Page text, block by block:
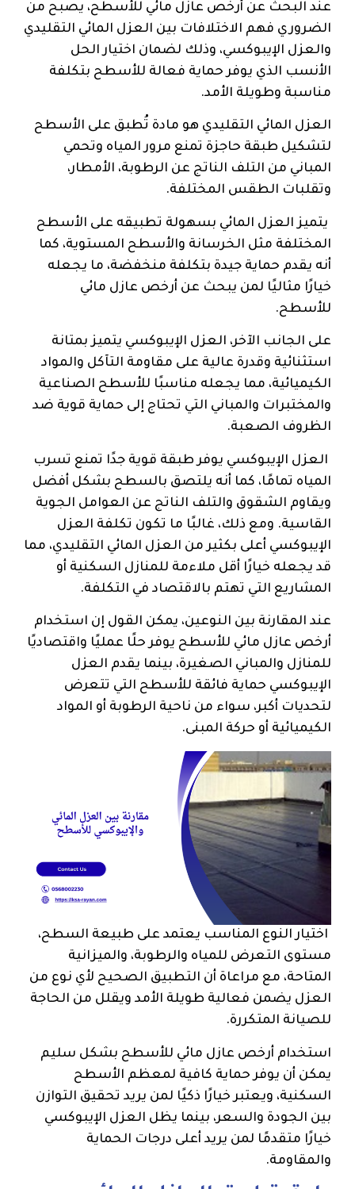
عند البحث عن أرخص عازل مائي للأسطح، يصبح من
الضروري فهم الاختلافات بين العزل المائي التقليدي
والعزل الإيبوكسي، وذلك لضمان اختيار الحل
الأنسب الذي يوفر حماية فعالة للأسطح بتكلفة
مناسبة وطويلة الأمد.
العزل المائي التقليدي هو مادة تُطبق على الأسطح
لتشكيل طبقة حاجزة تمنع مرور المياه وتحمي
المباني من التلف الناتج عن الرطوبة، الأمطار،
وتقلبات الطقس المختلفة.
يتميز العزل المائي بسهولة تطبيقه على الأسطح
المختلفة مثل الخرسانة والأسطح المستوية، كما
أنه يقدم حماية جيدة بتكلفة منخفضة، ما يجعله
خيارًا مثاليًا لمن يبحث عن أرخص عازل مائي
للأسطح.
على الجانب الآخر، العزل الإيبوكسي يتميز بمتانة
استثنائية وقدرة عالية على مقاومة التآكل والمواد
الكيميائية، مما يجعله مناسبًا للأسطح الصناعية
والمختبرات والمباني التي تحتاج إلى حماية قوية ضد
الظروف الصعبة.
العزل الإيبوكسي يوفر طبقة قوية جدًا تمنع تسرب
المياه تمامًا، كما أنه يلتصق بالسطح بشكل أفضل
ويقاوم الشقوق والتلف الناتج عن العوامل الجوية
القاسية. ومع ذلك، غالبًا ما تكون تكلفة العزل
الإيبوكسي أعلى بكثير من العزل المائي التقليدي، مما
قد يجعله خيارًا أقل ملاءمة للمنازل السكنية أو
المشاريع التي تهتم بالاقتصاد في التكلفة.
عند المقارنة بين النوعين، يمكن القول إن استخدام
أرخص عازل مائي للأسطح يوفر حلًا عمليًا واقتصاديًا
للمنازل والمباني الصغيرة، بينما يقدم العزل
الإيبوكسي حماية فائقة للأسطح التي تتعرض
لتحديات أكبر، سواء من ناحية الرطوبة أو المواد
الكيميائية أو حركة المبنى.
اختيار النوع المناسب يعتمد على طبيعة السطح،
مستوى التعرض للمياه والرطوبة، والميزانية
المتاحة، مع مراعاة أن التطبيق الصحيح لأي نوع من
العزل يضمن فعالية طويلة الأمد ويقلل من الحاجة
للصيانة المتكررة.
استخدام أرخص عازل مائي للأسطح بشكل سليم
يمكن أن يوفر حماية كافية لمعظم الأسطح
السكنية، ويعتبر خيارًا ذكيًا لمن يريد تحقيق التوازن
بين الجودة والسعر، بينما يظل العزل الإيبوكسي
خيارًا متقدمًا لمن يريد أعلى درجات الحماية
والمقاومة.